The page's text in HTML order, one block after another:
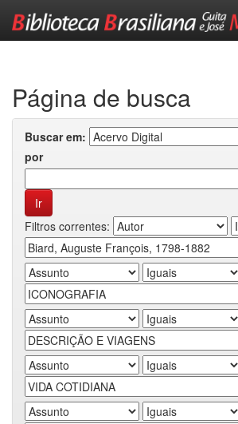
Página de busca
Buscar em:
por
Filtros correntes: